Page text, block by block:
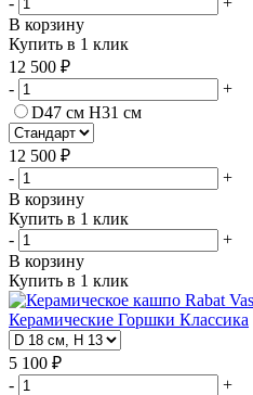
В корзину
Купить в 1 клик
12 500 ₽
-
+
D47 см H31 см
12 500 ₽
-
+
В корзину
Купить в 1 клик
-
+
В корзину
Купить в 1 клик
Керамические Горшки Классика
5 100 ₽
-
+